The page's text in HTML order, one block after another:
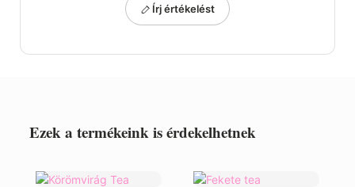
Írj értékelést
Ezek a termékeink is érdekelhetnek